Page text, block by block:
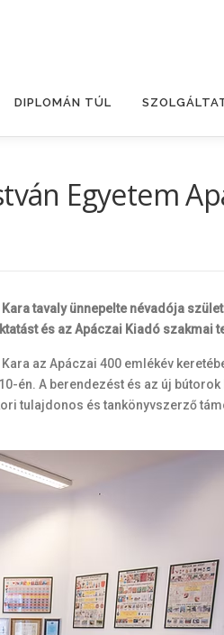
DIPLOMÁN TÚL
Egyetem
tavaly ünnepelte névadója
és az Apáczai Kiadó szakmai
az Apáczai 400 emlékév
én. A berendezést és az új
tulajdonos és tankönyvszerző